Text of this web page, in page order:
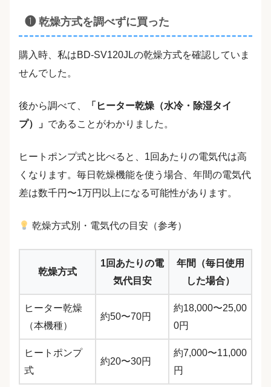
❶ 乾燥方式を調べずに買った
購入時、私はBD-SV120JLの乾燥方式を確認していま
せんでした。
後から調べて、
「ヒーター乾燥（水冷・除湿タイ
プ）」 であることがわかりました。
ヒートポンプ式と比べると、1回あたりの電気代は高
くなります。毎日乾燥機能を使う場合、年間の電気代
差は数千円〜1万円以上になる可能性があります。
乾燥方式別・電気代の目安（参考）
乾燥方式
1回あたりの電
気代目安
年間（毎日使用
した場合）
ヒーター乾燥
（本機種）
約50〜70円
約18,000〜25,00
0円
ヒートポンプ
式
約20〜30円
約7,000〜11,000
円